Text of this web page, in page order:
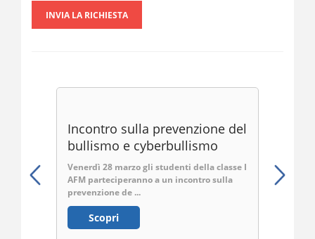
INVIA LA RICHIESTA
Incontro sulla prevenzione del
bullismo e cyberbullismo
Venerdì 28 marzo gli studenti della classe I
AFM parteciperanno a un incontro sulla
prevenzione de ...
Scopri